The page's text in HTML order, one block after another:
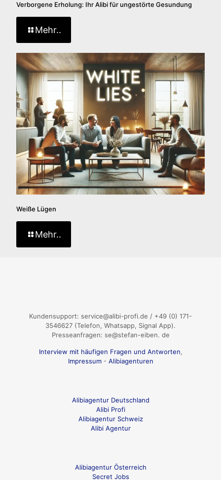
Verborgene Erholung: Ihr Alibi für ungestörte Gesundung
Mehr..
Weiße Lügen
Mehr..
Kundensupport: service@alibi-profi.de / +49 (0) 171-
3546627 (Telefon, Whatsapp, Signal App).
Presseanfragen: se@stefan-eiben. de
Interview mit häufigen Fragen und Antworten,
Impressum- Alibiagenturen
Alibiagentur Deutschland
Alibi Profi
Alibiagentur Schweiz
Alibi Agentur
Alibiagentur Österreich
Secret Jobs